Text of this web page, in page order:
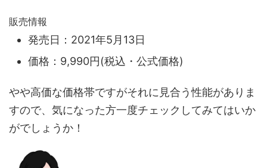
販売情報
発売日：2021年5月13日
価格：9,990円(税込・公式価格)
やや高価な価格帯ですがそれに見合う性能がありま
すので、気になった方一度チェックしてみてはいか
がでしょうか！